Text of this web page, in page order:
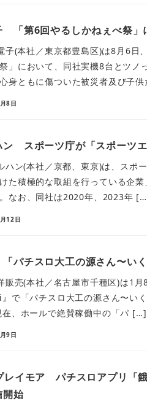
「第6回やるしかねぇべ祭」
子(本社／東京都豊島区)は8月6日
」において、同社実機8台とツノ
身ともに傷ついた被災者及び子
8日
ン スポーツ庁が「スポーツ
ハン(本社／京都、東京)は、スポ
た積極的な取組を行っている企
なお、同社は2020年、2023年
12日
パチスロ大工の源さん〜い
販売(本社／名古屋市千種区)は1
で「パチスロ大工の源さん〜い
在、ホールで絶賛稼働中の「パ […]
9日
レイモア パチスロアプリ「
開始